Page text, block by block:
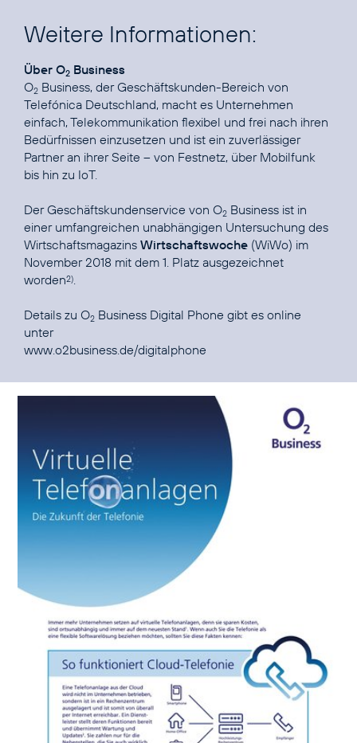
Weitere Informationen:
Über O2 Business
O2 Business, der Geschäftskunden-Bereich von
Telefónica Deutschland, macht es Unternehmen
einfach, Telekommunikation flexibel und frei nach ihren
Bedürfnissen einzusetzen und ist ein zuverlässiger
Partner an ihrer Seite – von Festnetz, über Mobilfunk
bis hin zu IoT.
Der Geschäftskundenservice von O2 Business ist in
einer umfangreichen unabhängigen Untersuchung des
Wirtschaftsmagazins Wirtschaftswoche (WiWo) im
November 2018 mit dem 1. Platz ausgezeichnet
worden2)
Details zu O2 Business Digital Phone gibt es online
www.o2business.de/digitalphone